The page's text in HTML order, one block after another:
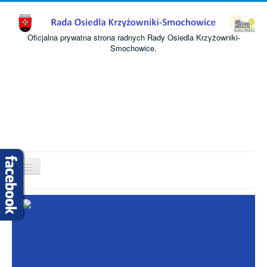
Oficjalna prywatna strona radnych Rady Osiedla Krzyżowniki-
Smochowice.
Przełącz
nawigację
Start
O nas